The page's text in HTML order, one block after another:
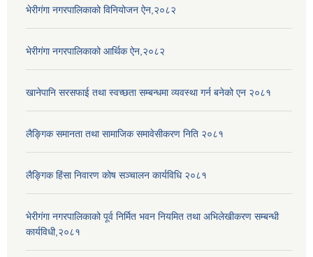
भेरीगंगा नगरपालिकाको विनियोजन ऐन,२०८२
भेरीगंगा नगरपालिकाको आर्थिक ऐन,२०८२
खानेपानि सरसफाई तथा स्वच्छता सम्बन्धमा व्यवस्था गर्न बनेको एन २०८१
लैङ्गिक समानता तथा सामाजिक समावेसीकरण निति २०८१
लैङ्गिक हिंसा निवारण कोष सञ्चालन कार्यविधि २०८१
भेरीगंगा नगरपालिकाको पूर्व निर्मित भवन नियमित तथा अभिलेखीकरण सम्बन्धी
कार्यविधी,२०८१